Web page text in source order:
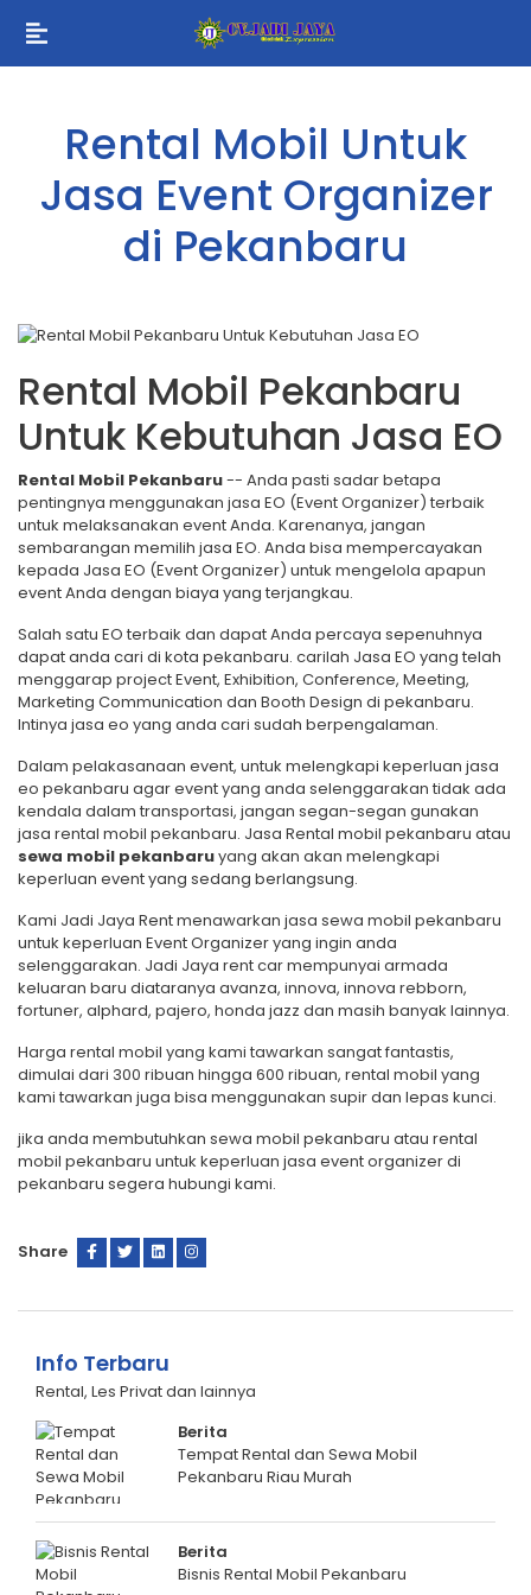
Rental Mobil Untuk
Jasa Event Organizer
di Pekanbaru
Rental Mobil Pekanbaru
Untuk Kebutuhan Jasa EO
Rental Mobil Pekanbaru-- Anda pasti sadar betapa
pentingnya menggunakan jasa EO (Event Organizer) terbaik
untuk melaksanakan event Anda. Karenanya, jangan
sembarangan memilih jasa EO. Anda bisa mempercayakan
kepada Jasa EO (Event Organizer) untuk mengelola apapun
event Anda dengan biaya yang terjangkau.
Salah satu EO terbaik dan dapat Anda percaya sepenuhnya
dapat anda cari di kota pekanbaru. carilah Jasa EO yang telah
menggarap project Event, Exhibition, Conference, Meeting,
Marketing Communication dan Booth Design di pekanbaru.
Intinya jasa eo yang anda cari sudah berpengalaman.
Dalam pelakasanaan event, untuk melengkapi keperluan jasa
eo pekanbaru agar event yang anda selenggarakan tidak ada
kendala dalam transportasi, jangan segan-segan gunakan
jasa rental mobil pekanbaru. Jasa Rental mobil pekanbaru atau
sewa mobil pekanbaruyang akan akan melengkapi
keperluan event yang sedang berlangsung.
Kami Jadi Jaya Rent menawarkan jasa sewa mobil pekanbaru
untuk keperluan Event Organizer yang ingin anda
selenggarakan. Jadi Jaya rent car mempunyai armada
keluaran baru diataranya avanza, innova, innova rebborn,
fortuner, alphard, pajero, honda jazz dan masih banyak lainnya.
Harga rental mobil yang kami tawarkan sangat fantastis,
dimulai dari 300 ribuan hingga 600 ribuan, rental mobil yang
kami tawarkan juga bisa menggunakan supir dan lepas kunci.
jika anda membutuhkan sewa mobil pekanbaru atau rental
mobil pekanbaru untuk keperluan jasa event organizer di
pekanbaru segera hubungi kami.
Share
Info Terbaru
Rental, Les Privat dan lainnya
Berita
Tempat Rental dan Sewa Mobil
Pekanbaru Riau Murah
Berita
Bisnis Rental Mobil Pekanbaru